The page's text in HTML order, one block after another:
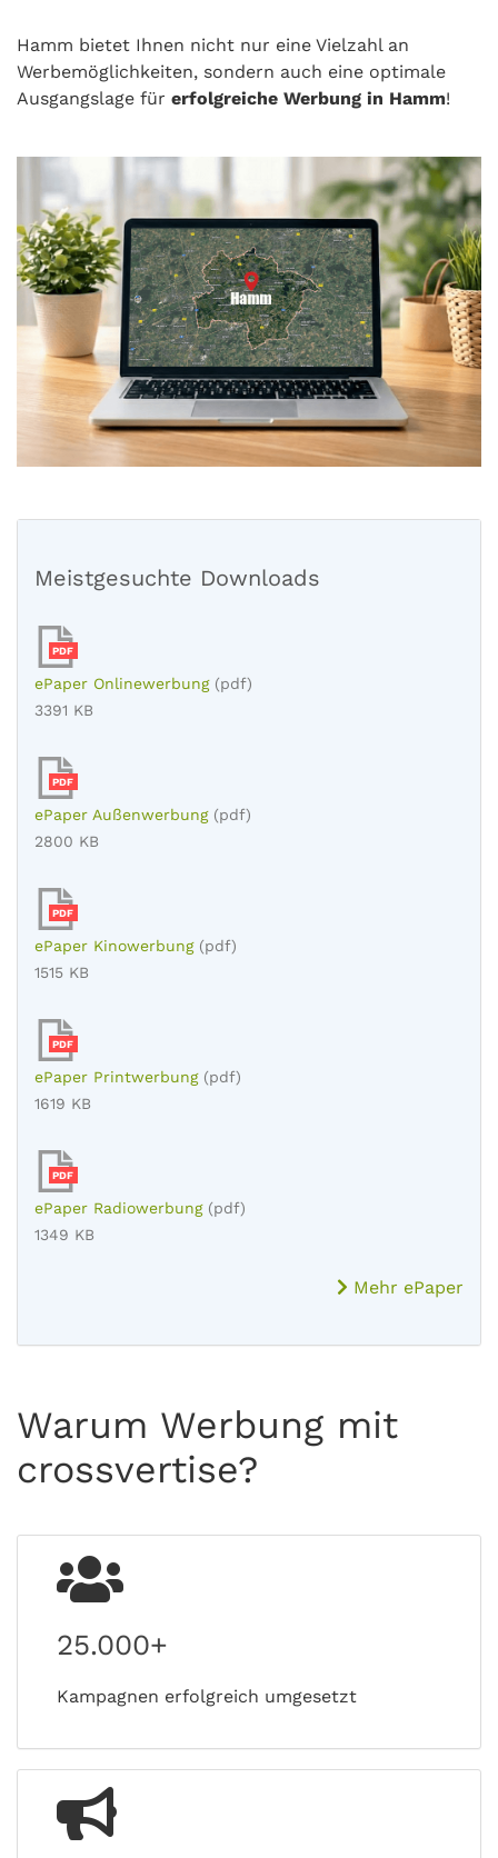
Hamm bietet Ihnen nicht nur eine Vielzahl an
Werbemöglichkeiten, sondern auch eine optimale
Ausgangslage für erfolgreiche Werbung in Hamm!
Meistgesuchte Downloads
PDF
ePaper Onlinewerbung (pdf)
3391 KB
PDF
ePaper Außenwerbung (pdf)
2800 KB
PDF
ePaper Kinowerbung (pdf)
1515 KB
PDF
ePaper Printwerbung (pdf)
1619 KB
PDF
ePaper Radiowerbung (pdf)
1349 KB
Mehr ePaper
Warum Werbung mit
crossvertise?
25.000+
Kampagnen erfolgreich umgesetzt